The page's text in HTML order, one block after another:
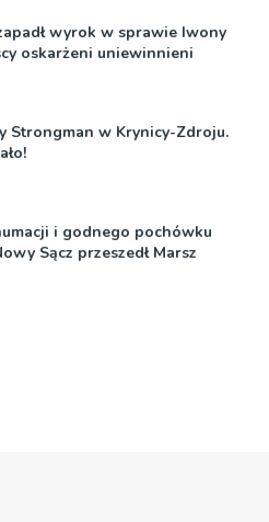
wyrok w sprawie Iwony
oskarżeni uniewinnieni
Strongman w Krynicy-Zdroju.
i godnego pochówku
Sącz przeszedł Marsz